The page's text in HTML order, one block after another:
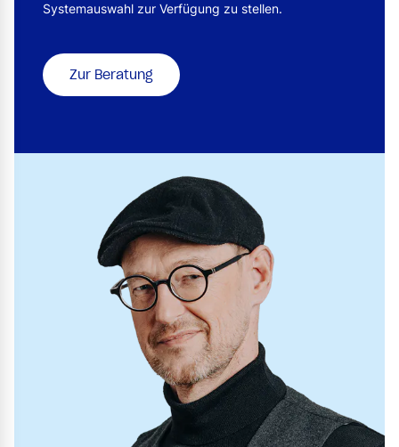
Systemauswahl zur Verfügung zu stellen.
Zur Beratung